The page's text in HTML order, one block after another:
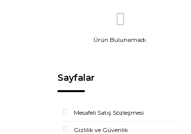
Ürün Bulunamadı.
Sayfalar
Mesafeli Satış Sözleşmesi
Gizlilik ve Güvenlik